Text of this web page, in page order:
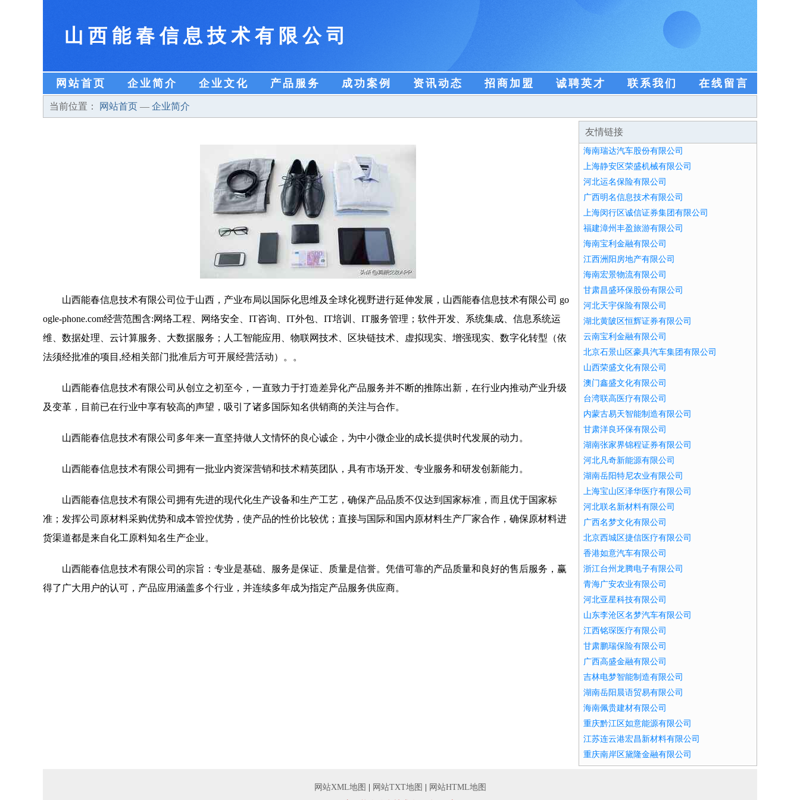
山西能春信息技术有限公司
网站首页 企业简介 企业文化 产品服务 成功案例 资讯动态 招商加盟 诚聘英才 联系我们 在线留言
当前位置： 网站首页 — 企业简介
山西能春信息技术有限公司位于山西，产业布局以国际化思维及全球化视野进行延伸发展，山西能春信息技术有限公司 go
ogle-phone.com经营范围含:网络工程、网络安全、IT咨询、IT外包、IT培训、IT服务管理；软件开发、系统集成、信息系统运
维、数据处理、云计算服务、大数据服务；人工智能应用、物联网技术、区块链技术、虚拟现实、增强现实、数字化转型（依
法须经批准的项目,经相关部门批准后方可开展经营活动）。。
山西能春信息技术有限公司从创立之初至今，一直致力于打造差异化产品服务并不断的推陈出新，在行业内推动产业升级
及变革，目前已在行业中享有较高的声望，吸引了诸多国际知名供销商的关注与合作。
山西能春信息技术有限公司多年来一直坚持做人文情怀的良心诚企，为中小微企业的成长提供时代发展的动力。
山西能春信息技术有限公司拥有一批业内资深营销和技术精英团队，具有市场开发、专业服务和研发创新能力。
山西能春信息技术有限公司拥有先进的现代化生产设备和生产工艺，确保产品品质不仅达到国家标准，而且优于国家标
准；发挥公司原材料采购优势和成本管控优势，使产品的性价比较优；直接与国际和国内原材料生产厂家合作，确保原材料进
货渠道都是来自化工原料知名生产企业。
山西能春信息技术有限公司的宗旨：专业是基础、服务是保证、质量是信誉。凭借可靠的产品质量和良好的售后服务，赢
得了广大用户的认可，产品应用涵盖多个行业，并连续多年成为指定产品服务供应商。
友情链接
海南瑞达汽车股份有限公司
上海静安区荣盛机械有限公司
河北运名保险有限公司
广西明名信息技术有限公司
上海闵行区诚信证券集团有限公司
福建漳州丰盈旅游有限公司
海南宝利金融有限公司
江西洲阳房地产有限公司
海南宏景物流有限公司
甘肃昌盛环保股份有限公司
河北天宇保险有限公司
湖北黄陂区恒辉证券有限公司
云南宝利金融有限公司
北京石景山区豪具汽车集团有限公司
山西荣盛文化有限公司
澳门鑫盛文化有限公司
台湾联高医疗有限公司
内蒙古易天智能制造有限公司
甘肃洋良环保有限公司
湖南张家界锦程证券有限公司
河北凡奇新能源有限公司
湖南岳阳特尼农业有限公司
上海宝山区泽华医疗有限公司
河北联名新材料有限公司
广西名梦文化有限公司
北京西城区捷信医疗有限公司
香港如意汽车有限公司
浙江台州龙腾电子有限公司
青海广安农业有限公司
河北亚星科技有限公司
山东李沧区名梦汽车有限公司
江西铭琛医疗有限公司
甘肃鹏瑞保险有限公司
广西高盛金融有限公司
吉林电梦智能制造有限公司
湖南岳阳晨语贸易有限公司
海南佩贵建材有限公司
重庆黔江区如意能源有限公司
江苏连云港宏昌新材料有限公司
重庆南岸区黛隆金融有限公司
网站XML地图 网站TXT地图
网站HTML地图